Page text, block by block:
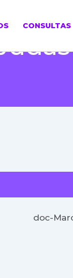
CONSULTAS